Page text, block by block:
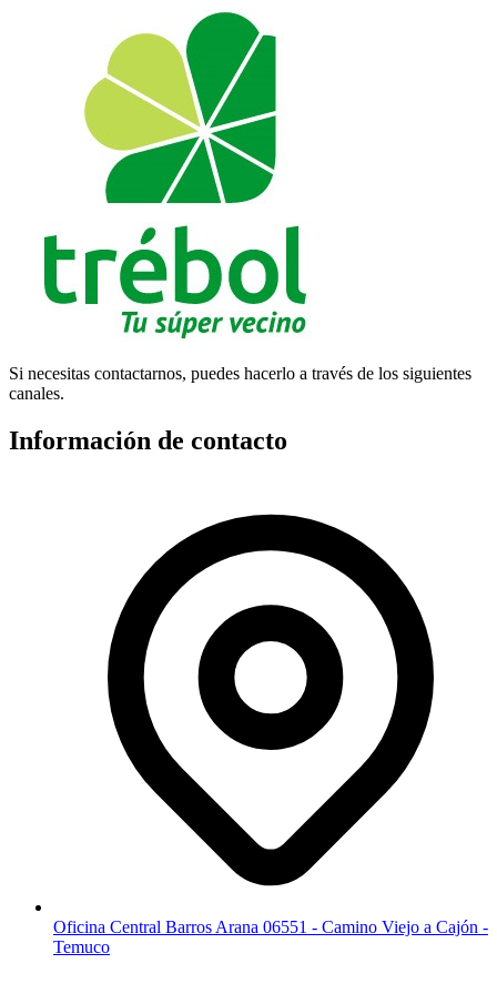
Si necesitas contactarnos, puedes hacerlo a través de los siguientes
canales.
Información de contacto
Oficina Central Barros Arana 06551 - Camino Viejo a Cajón -
Temuco